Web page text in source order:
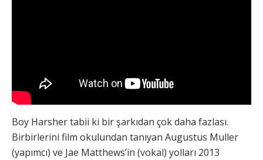
Boy Harsher tabii ki bir şarkıdan çok daha fazlası.
Birbirlerini film okulundan tanıyan Augustus Muller
(yapımcı) ve Jae Matthews’in (vokal) yolları 2013